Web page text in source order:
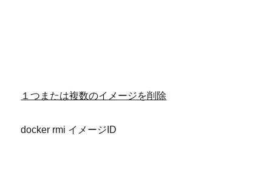
１つまたは複数のイメージを削除
docker rmi イメージID